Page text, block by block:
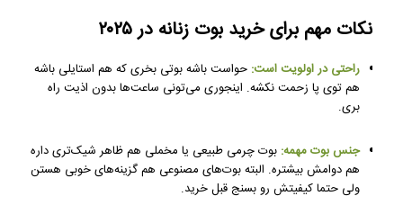
نکات مهم برای خرید بوت زنانه در ۲۰۲۵
راحتی در اولویت است: حواست باشه بوتی بخری که هم استایلی باشه
هم توی پا زحمت نکشه. اینجوری می‌تونی ساعت‌ها بدون اذیت راه
بری.
جنس بوت مهمه: بوت چرمی طبیعی یا مخملی هم ظاهر شیک‌تری داره
هم دوامش بیشتره. البته بوت‌های مصنوعی هم گزینه‌های خوبی هستن
ولی حتما کیفیتش رو بسنج قبل خرید.